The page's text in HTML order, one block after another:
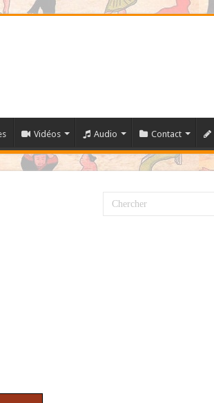
Vidéos Audio Contact